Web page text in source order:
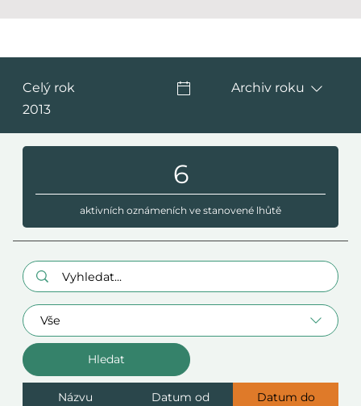
Celý rok
2013
Archiv roku
6
aktivních oznámeních ve stanovené lhůtě
Hledaný výraz:
Oblast
Názvu Datum od Datum do